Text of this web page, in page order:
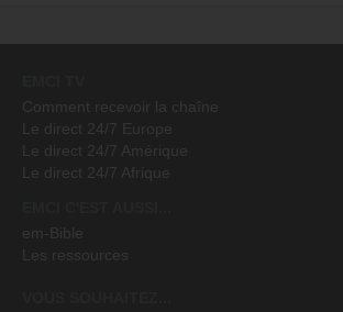
Comment recevoir la chaîne
Le direct 24/7 Europe
Le direct 24/7 Amérique
Le direct 24/7 Afrique
em-Bible
Les ressources